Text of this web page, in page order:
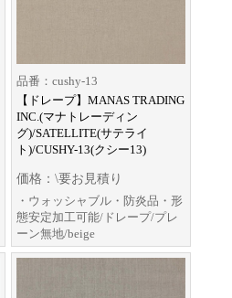
品番：cushy-13
【ドレープ】MANAS TRADING
INC.(マナトレーディン
グ)/SATELLITE(サテライ
ト)/CUSHY-13(クシー13)
価格：\要お見積り
・ウォッシャブル・防炎品・形
態安定加工可能/ドレープ/プレ
ーン無地/beige